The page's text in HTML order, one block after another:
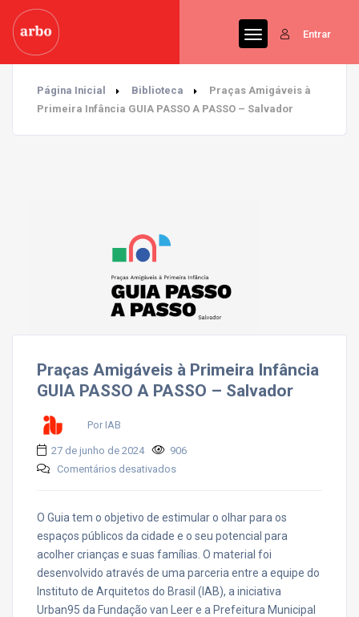
Entrar
Página Inicial Biblioteca
Praças Amigáveis à
Primeira Infância GUIA PASSO A PASSO – Salvador
Praças Amigáveis à Primeira Infância
GUIA PASSO A PASSO – Salvador
Por IAB
27 de junho de 2024
906
Comentários desativadosem
à
Infância
GUIA
PASSO
A
O Guia tem o objetivo de estimular o olhar para os
espaços públicos da cidade e o seu potencial para
acolher crianças e suas famílias. O material foi
desenvolvido através de uma parceria entre a equipe do
Instituto de Arquitetos do Brasil (IAB), a iniciativa
Urban95 da Fundação van Leer e a Prefeitura Municipal